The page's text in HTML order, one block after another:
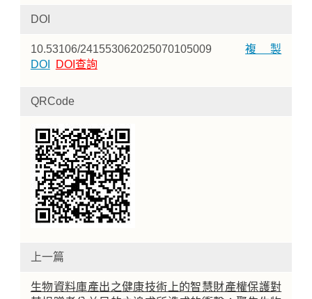
DOI
10.53106/241553062025070105009複製
DOI
DOI查詢
QRCode
上一篇
生物資料庫產出之健康技術上的智慧財產權保護對